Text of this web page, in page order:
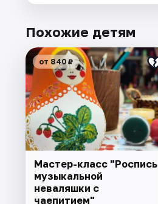
Похожие детям
от 840 ₽
Мастер-класс "Роспись
музыкальной
неваляшки с
чаепитием"